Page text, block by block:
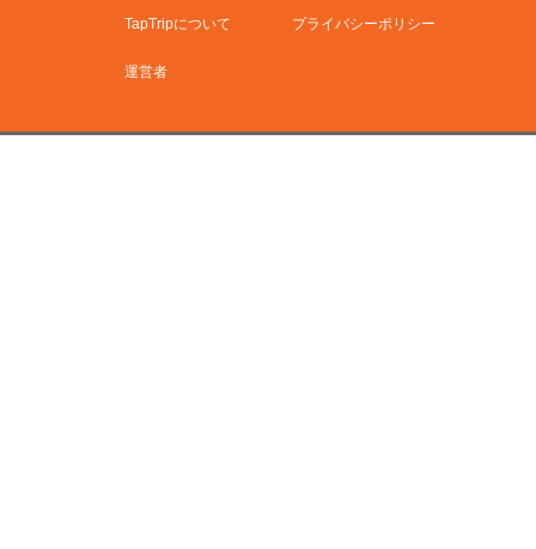
TapTripについて プライバシーポリシー
運営者